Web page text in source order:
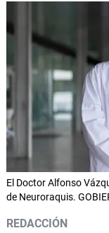
El Doctor Alfonso
de Neuroraquis.
REDACCIÓN